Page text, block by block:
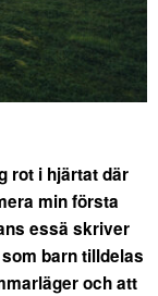
rot i hjärtat där
min första
essä skriver
barn tilldelas
och att